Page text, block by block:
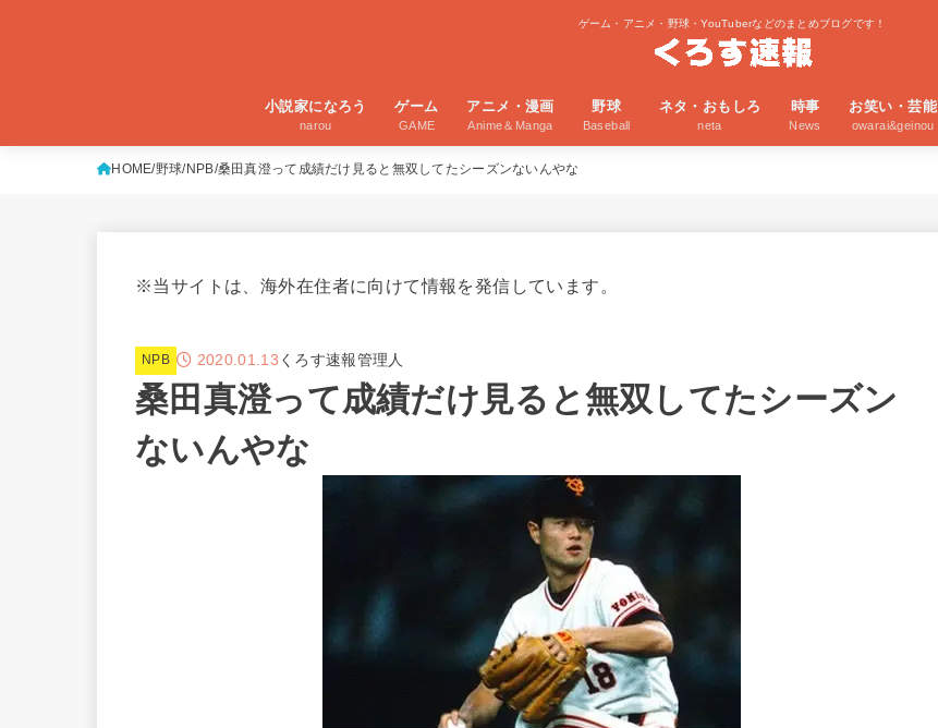
ゲーム・アニメ・野球・YouTuberなどのまとめブログです！
小説家になろう
narou
ゲーム
GAME
アニメ・漫画
Anime＆Manga
野球
Baseball
ネタ・おもしろ
neta
時事
News
お笑い・芸能
owarai&geinou
HOME 野球 NPB 桑田真澄って成績だけ見ると無双してたシーズンないんやな
※当サイトは、海外在住者に向けて情報を発信しています。
NPB 2020.01.13 くろす速報管理人
桑田真澄って成績だけ見ると無双してたシーズン
ないんやな